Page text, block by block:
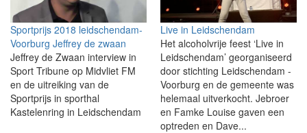
Sportprijs 2018 leidschendam-
Voorburg Jeffrey de zwaan
Jeffrey de Zwaan interview in
Sport Tribune op Midvliet FM
en de uitreiking van de
Sportprijs in sporthal
Kastelenring in Leidschendam
Live in Leidschendam
Het alcoholvrije feest ‘Live in
Leidschendam’ georganiseerd
door stichting Leidschendam -
Voorburg en de gemeente was
helemaal uitverkocht. Jebroer
en Famke Louise gaven een
optreden en Dave...